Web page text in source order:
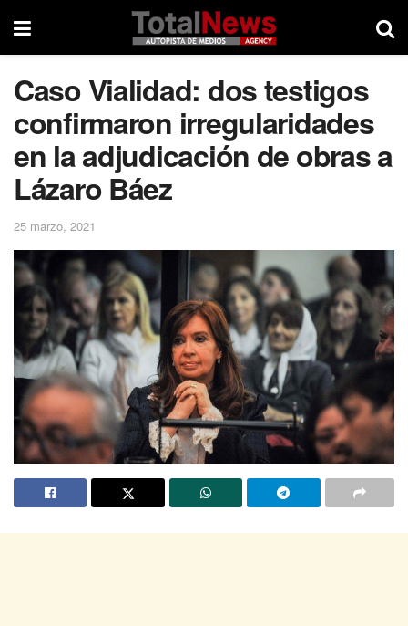
Caso Vialidad: dos testigos
confirmaron irregularidades
en la adjudicación de obras a
Lázaro Báez
25 marzo, 2021